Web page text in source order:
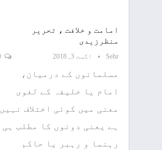
امامت و خلافت ، تحریر
منظرزیدی
Sehr اگست 3, 2018
مسلمانوں کے درمیان،
امام یا خلیفہ کے لغوی
معنی میں کوئی اختلاف نہیں
ہے یعنی دونوں کا مطلب ہی
رہنما و رہبر یا حاکم